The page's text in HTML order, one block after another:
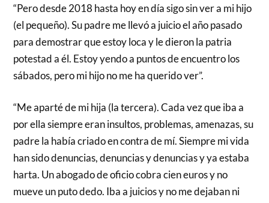
“Pero desde 2018 hasta hoy en día sigo sin ver a mi hijo
(el pequeño). Su padre me llevó a juicio el año pasado
para demostrar que estoy loca y le dieron la patria
potestad a él. Estoy yendo a puntos de encuentro los
sábados, pero mi hijo no me ha querido ver”.
“Me aparté de mi hija (la tercera). Cada vez que iba a
por ella siempre eran insultos, problemas, amenazas, su
padre la había criado en contra de mí. Siempre mi vida
han sido denuncias, denuncias y denuncias y ya estaba
harta. Un abogado de oficio cobra cien euros y no
mueve un puto dedo. Iba a juicios y no me dejaban ni